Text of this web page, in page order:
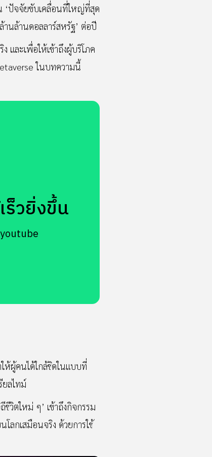
‘ปัจจัยขับเคลื่อนที่ใหญ่ที่สุด
านล้านดอลลาร์สหรัฐ’ ต่อปี
และเพื่อให้เข้าถึงผู้บริโภค
ในบทความนี้
วยิ่งขึ้น
ห้ผู้คนได้ใกล้ชิดในแบบที่
ยลไทม์
วิตใหม่ ๆ’ เข้าถึงกิจกรรม
ลกเสมือนจริง ด้วยการใช้